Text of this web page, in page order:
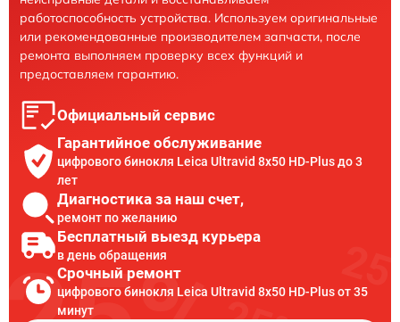
работоспособность устройства. Используем оригинальные
или рекомендованные производителем запчасти, после
ремонта выполняем проверку всех функций и
предоставляем гарантию.
Официальный сервис
Гарантийное обслуживание
цифрового бинокля Leica Ultravid 8x50 HD-Plus до 3
лет
Диагностика за наш счет,
ремонт по желанию
Бесплатный выезд курьера
в день обращения
Срочный ремонт
цифрового бинокля Leica Ultravid 8x50 HD-Plus от 35
минут